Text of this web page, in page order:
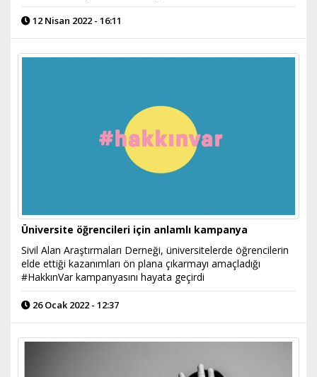
12 Nisan 2022 - 16:11
Üniversite öğrencileri için anlamlı kampanya
Sivil Alan Araştırmaları Derneği, üniversitelerde öğrencilerin
elde ettiği kazanımları ön plana çıkarmayı amaçladığı
#HakkınVar kampanyasını hayata geçirdi
26 Ocak 2022 - 12:37